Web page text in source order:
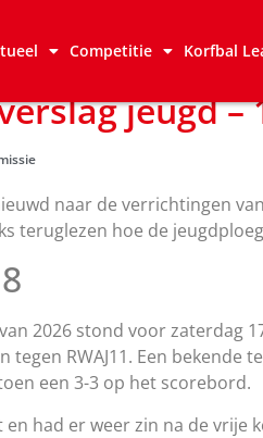
Competitie Korfbal
jeugd –
naar de verrichtingen
teruglezen hoe de
2026 stond voor zaterdag
tegen RWAJ11. Een bekende
een 3-3 op het scorebord.
en had er weer zin na de vrije